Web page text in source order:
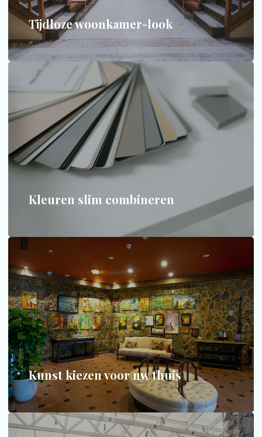
Tijdloze woonkamer-look
MEER INFORMATIE
Kleuren slim combineren
Kleuren slim combineren
De 60-30-10 regel en hoe u een palet kiest dat
samenhang geeft.
Kunst kiezen voor uw thuis
Kunst kiezen voor uw thuis
Hoe begint u met kunst zonder de plank mis te
slaan?
MEER INFORMATIE